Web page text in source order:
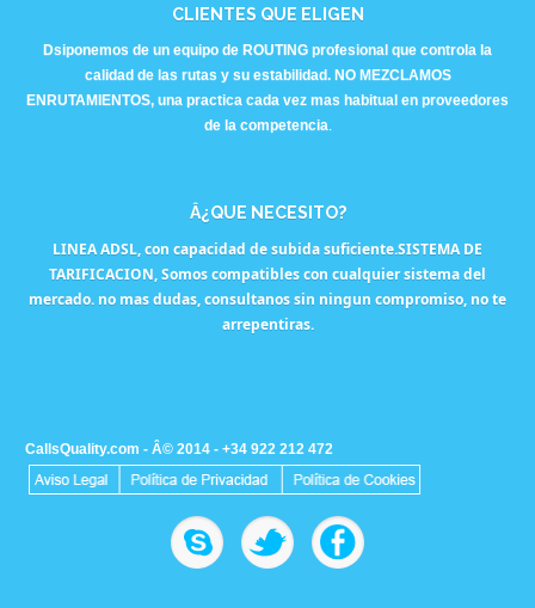
CLIENTES QUE ELIGEN
Dsiponemos de un equipo de ROUTING profesional que controla la
calidad de las rutas y su estabilidad. NO MEZCLAMOS
ENRUTAMIENTOS, una practica cada vez mas habitual en proveedores
de la competencia.
Â¿QUE NECESITO?
LINEA ADSL, con capacidad de subida suficiente.SISTEMA DE
TARIFICACION, Somos compatibles con cualquier sistema del
mercado. no mas dudas, consultanos sin ningun compromiso, no te
arrepentiras.
CallsQuality.com - Â© 2014 - +34 922 212 472